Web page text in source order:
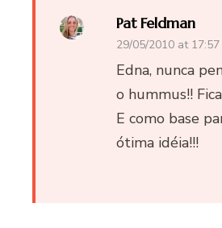
Pat Feldman
29/05/2010 at 17:57
Edna, nunca
o hummus!!
E como base
ótima idéia!!!